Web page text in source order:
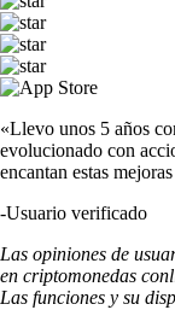
«Llevo unos 5 años
evolucionado con
encantan estas
-Usuario verificado
Las opiniones de
en criptomonedas
Las funciones y su